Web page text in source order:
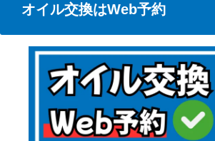
オイル交換はWeb予約